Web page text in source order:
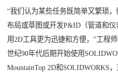
“我们认为某些任务既简单又繁琐
布局或草图或开发P&ID（管道和
用2D工具更为迅捷和方便，”工程
世纪90年代后期开始使用
MountainTop 2D和SOLIDWORKS